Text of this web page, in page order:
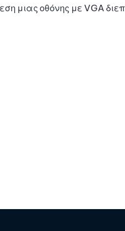
μιας οθόνης με VGA